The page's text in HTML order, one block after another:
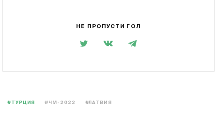
НЕ ПРОПУСТИ ГОЛ
#ТУРЦИЯ #ЧМ-2022 #ЛАТВИЯ